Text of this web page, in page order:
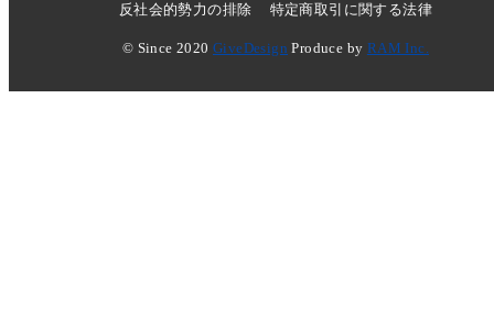
反社会的勢力の排除
特定商取引に関する法律
© Since 2020 GiveDesign Produce by RAM Inc.